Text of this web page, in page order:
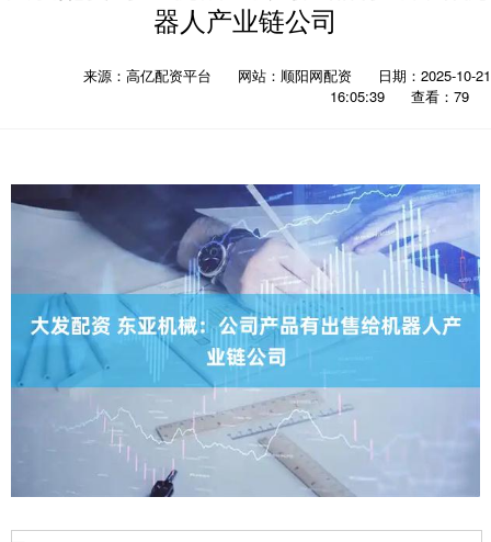
器人产业链公司
来源：高亿配资平台 网站：顺阳网配资
日期：2025-10-21
16:05:39
查看：79